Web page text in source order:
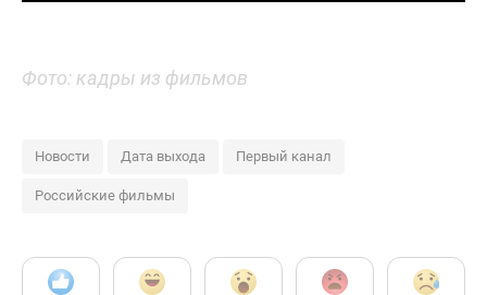
Фото: кадры из фильмов
Новости Дата выхода Первый канал
Российские фильмы